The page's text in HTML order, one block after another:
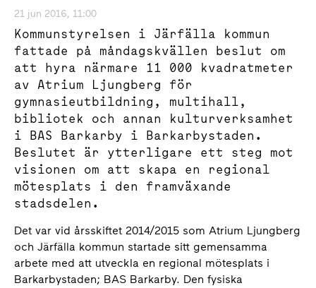
21 jun 2016, 11:00
Kommunstyrelsen i Järfälla kommun
fattade på måndagskvällen beslut om
att hyra närmare 11 000 kvadratmeter
av Atrium Ljungberg för
gymnasieutbildning, multihall,
bibliotek och annan kulturverksamhet
i BAS Barkarby i Barkarbystaden.
Beslutet är ytterligare ett steg mot
visionen om att skapa en regional
mötesplats i den framväxande
stadsdelen.
Det var vid årsskiftet 2014/2015 som Atrium Ljungberg
och Järfälla kommun startade sitt gemensamma
arbete med att utveckla en regional mötesplats i
Barkarbystaden; BAS Barkarby. Den fysiska